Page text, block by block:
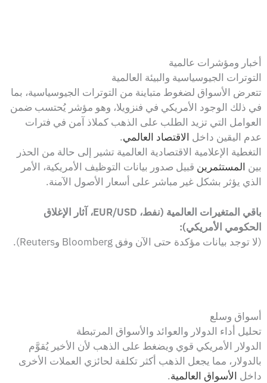
أخبار ومؤشرات عالمية
التوترات الجيوسياسية والبيئة العالمية
تتعرض الأسواق لضغوط متباينة من التوترات الجيوسياسية، بما
في ذلك الوجود الأمريكي في فنزويلا، وهو مؤشر يُحتسب ضمن
العوامل التي تزيد الطلب على الذهب كملاذ آمن في فترات
عدم اليقين داخل الاقتصاد العالمي.
التغطية الإعلامية الاقتصادية العالمية تشير إلى حالة من الحذر
بين المستثمرين قبيل صدور بيانات التوظيف الأمريكية، الأمر
الذي يؤثر بشكل غير مباشر على أسعار الأصول الآمنة.
باقي المتغيرات العالمية (نفط، EUR/USD، آثار الإغلاق
الحكومي الأمريكي):
(لا توجد بيانات مؤكدة حتى الآن وفق Bloomberg وReuters).
أسواق وسلع
تحليل أداء الدولار والعوائد والأسواق المرتبطة
الدولار الأمريكي قوي ويضغط على الذهب لأن الأخير يُقوَّم
بالدولار، مما يجعل الذهب أكثر تكلفة لحائزي العملات الأخرى
داخل الأسواق العالمية.